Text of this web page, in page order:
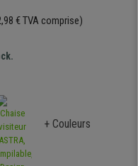
€ TVA comprise)
+ Couleurs